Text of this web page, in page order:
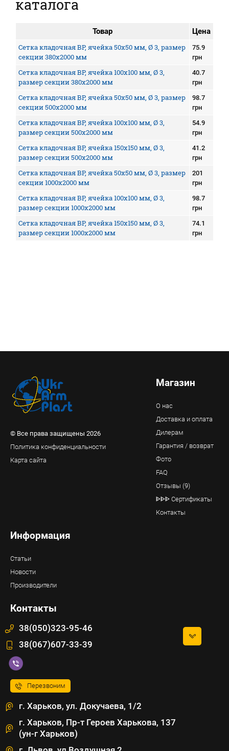
каталога
Товар
Цена
Сетка кладочная ВР, ячейка 50х50 мм, Ø 3, размер
секции 380х2000 мм
75.9
грн
Сетка кладочная ВР, ячейка 100х100 мм, Ø 3,
размер секции 380х2000 мм
40.7
грн
Сетка кладочная ВР, ячейка 50х50 мм, Ø 3, размер
секции 500х2000 мм
98.7
грн
Сетка кладочная ВР, ячейка 100х100 мм, Ø 3,
размер секции 500х2000 мм
54.9
грн
Сетка кладочная ВР, ячейка 150х150 мм, Ø 3,
размер секции 500х2000 мм
41.2
грн
Сетка кладочная ВР, ячейка 50х50 мм, Ø 3, размер
секции 1000х2000 мм
201
грн
Сетка кладочная ВР, ячейка 100х100 мм, Ø 3,
размер секции 1000х2000 мм
98.7
грн
Сетка кладочная ВР, ячейка 150х150 мм, Ø 3,
размер секции 1000х2000 мм
74.1
грн
© Все права защищены 2026
Политика конфиденциальности
Карта сайта
Магазин
О нас
Доставка и оплата
Дилерам
Гарантия / возврат
Фото
FAQ
Отзывы (9)
ᐈᐈᐈ Сертификаты
Контакты
Информация
Статьи
Новости
Производители
Контакты
38(050)323-95-46
38(067)607-33-39
Перезвоним
г. Харьков, ул. Докучаева, 1/2
г. Харьков, Пр-т Героев Харькова, 137
(ун-г Харьков)